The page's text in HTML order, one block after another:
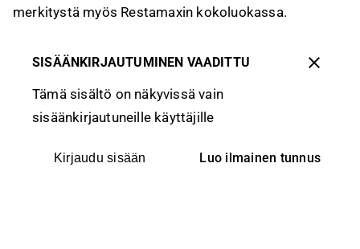
merkitystä myös Restamaxin kokoluokassa.
SISÄÄNKIRJAUTUMINEN VAADITTU
Tämä sisältö on näkyvissä vain
sisäänkirjautuneille käyttäjille
Kirjaudu sisään Luo ilmainen tunnus